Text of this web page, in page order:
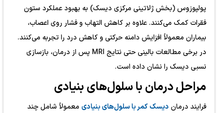
پولپوزوس (بخش ژلاتینی مرکزی دیسک) به بهبود عملکرد ستون
فقرات کمک می‌کنند. علاوه بر کاهش التهاب و فشار روی اعصاب،
بیماران معمولاً افزایش دامنه حرکتی و کاهش درد را تجربه می‌کنند.
در برخی مطالعات بالینی حتی نتایج MRI پس از درمان، بازسازی
نسبی دیسک را نشان داده است.
مراحل درمان با سلول‌های بنیادی
فرایند درمان دیسک کمر با سلول‌های بنیادی معمولاً شامل چند